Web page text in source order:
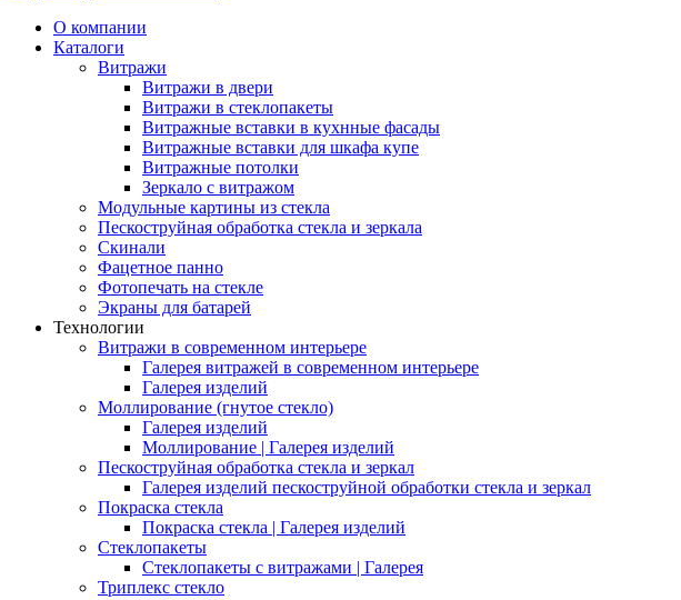
О компании
Каталоги
Витражи
Витражи в двери
Витражи в стеклопакеты
Витражные вставки в кухнные фасады
Витражные вставки для шкафа купе
Витражные потолки
Зеркало с витражом
Модульные картины из стекла
Пескоструйная обработка стекла и зеркала
Скинали
Фацетное панно
Фотопечать на стекле
Экраны для батарей
Технологии
Витражи в современном интерьере
Галерея витражей в современном интерьере
Галерея изделий
Моллирование (гнутое стекло)
Галерея изделий
Моллирование | Галерея изделий
Пескоструйная обработка стекла и зеркал
Галерея изделий пескоструйной обработки стекла и зеркал
Покраска стекла
Покраска стекла | Галерея изделий
Стеклопакеты
Стеклопакеты с витражами | Галерея
Триплекс стекло